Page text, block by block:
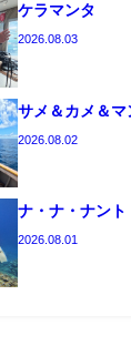
ケラマンタ
2026.08.03
サメ＆カメ＆
2026.08.02
ナ・ナ・ナント
2026.08.01